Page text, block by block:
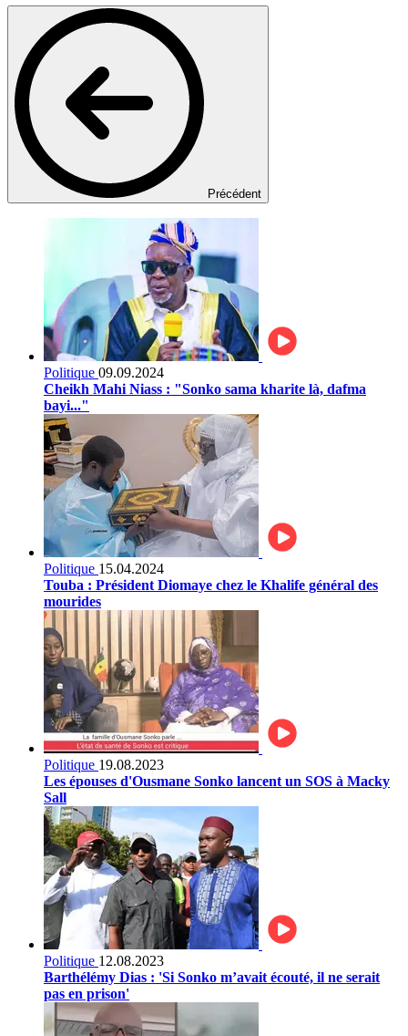
Précédent
Politique 09.09.2024
Cheikh Mahi Niass : "Sonko sama kharite là, dafma
bayi..."
Politique 15.04.2024
Touba : Président Diomaye chez le Khalife général des
mourides
Politique 19.08.2023
Les épouses d'Ousmane Sonko lancent un SOS à Macky
Sall
Politique 12.08.2023
Barthélémy Dias : 'Si Sonko m’avait écouté, il ne serait
pas en prison'